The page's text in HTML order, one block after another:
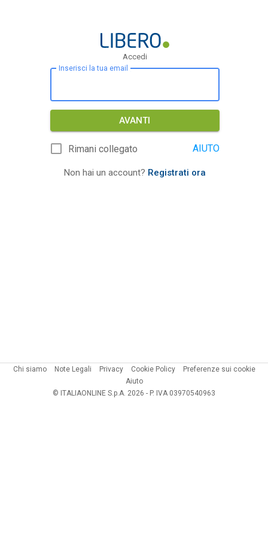
Accedi
Inserisci la tua email
AVANTI
Rimani collegato AIUTO
Non hai un account? Registrati ora
Chi siamo Note Legali Privacy Cookie Policy
Preferenze sui cookie
Aiuto
© ITALIAONLINE S.p.A. 2026 - P. IVA 03970540963